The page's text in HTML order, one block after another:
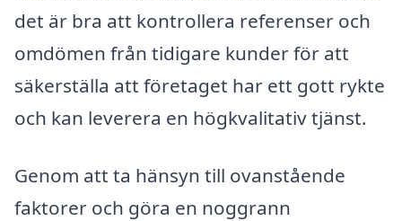
det är bra att kontrollera referenser och
omdömen från tidigare kunder för att
säkerställa att företaget har ett gott rykte
och kan leverera en högkvalitativ tjänst.
Genom att ta hänsyn till ovanstående
faktorer och göra en noggrann